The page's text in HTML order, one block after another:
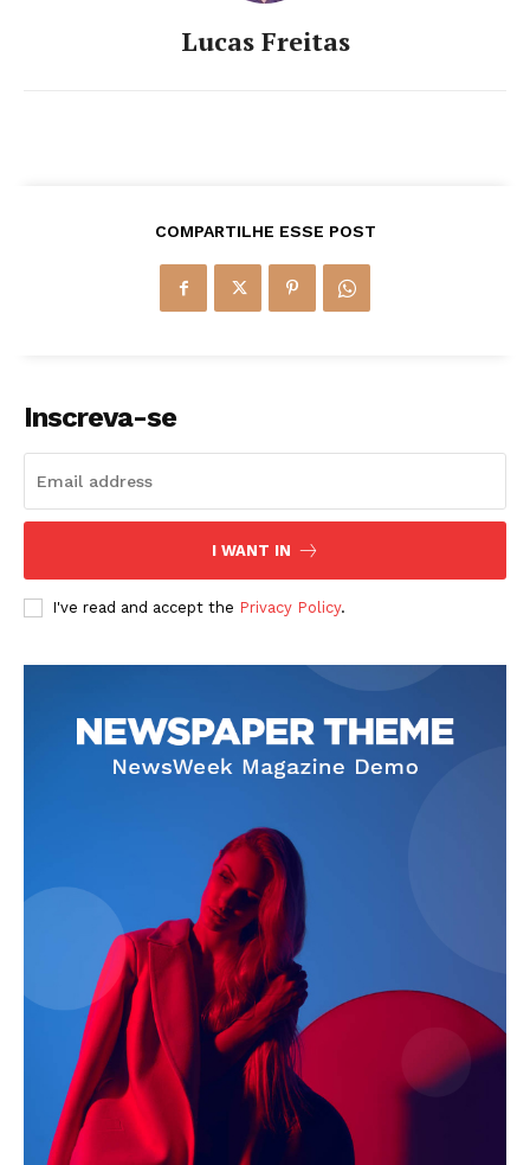
Lucas Freitas
COMPARTILHE ESSE POST
Inscreva-se
I WANT IN
I've read and accept the Privacy Policy.